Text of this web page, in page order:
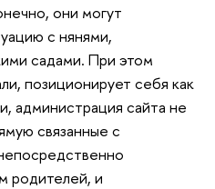
они могут
с нянями,
садами. При этом
позиционирует себя как
администрация сайта не
связанные с
родителей, и